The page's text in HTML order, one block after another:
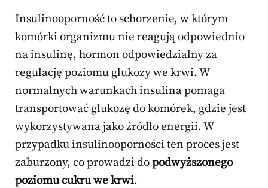
Insulinooporność to schorzenie, w którym
komórki organizmu nie reagują odpowiednio
na insulinę, hormon odpowiedzialny za
regulację poziomu glukozy we krwi. W
normalnych warunkach insulina pomaga
transportować glukozę do komórek, gdzie jest
wykorzystywana jako źródło energii. W
przypadku insulinooporności ten proces jest
zaburzony, co prowadzi dopodwyższonego
poziomu cukru we krwi.